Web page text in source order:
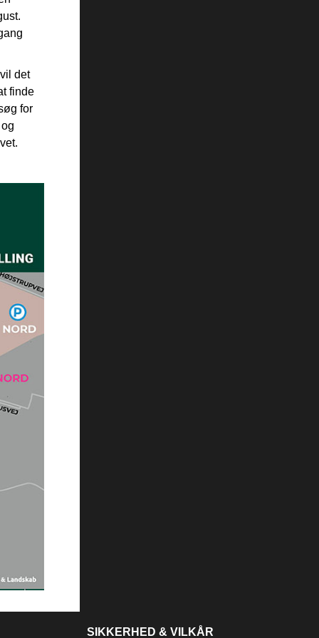
det
finde
for
SIKKERHED & VILKÅR